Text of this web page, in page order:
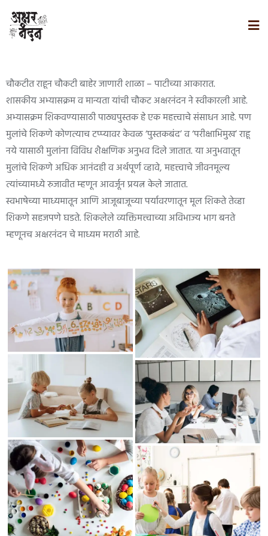
चौकटीत राहून चौकटी बाहेर जाणारी शाळा – पाटीच्या आकारात.
शासकीय अभ्यासक्रम व मान्यता यांची चौकट अक्षरनंदन ने स्वीकारली आहे.
अभ्यासक्रम शिकवण्यासाठी पाठ्यपुस्तक हे एक महत्त्वाचे संसाधन आहे. पण
मुलांचे शिकणे कोणत्याच टप्प्यावर केवळ ‘पुस्तकबंद’ व ‘परीक्षाभिमुख’ राहू
नये यासाठी मुलांना विविध शैक्षणिक अनुभव दिले जातात. या अनुभवातून
मुलांचे शिकणे अधिक आनंदही व अर्थपूर्ण व्हावे, महत्त्वाचे जीवनमूल्य
त्यांच्यामध्ये रुजावीत म्हणून आवर्जून प्रयत्न केले जातात.
स्वभाषेच्या माध्यमातून आणि आजूबाजूच्या पर्यावरणातून मूल शिकते तेव्हा
शिकणे सहजपणे घडते. शिकलेले व्यक्तिमत्त्वाच्या अविभाज्य भाग बनते
म्हणूनच अक्षरनंदन चे माध्यम मराठी आहे.